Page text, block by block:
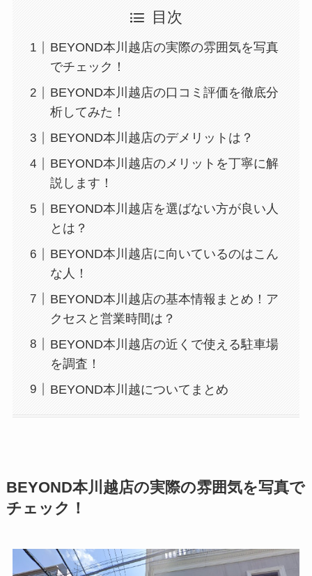
目次
BEYOND本川越店の実際の雰囲気を写真
でチェック！
BEYOND本川越店の口コミ評価を徹底分
析してみた！
BEYOND本川越店のデメリットは？
BEYOND本川越店のメリットを丁寧に解
説します！
BEYOND本川越店を選ばない方が良い人
とは？
BEYOND本川越店に向いているのはこん
な人！
BEYOND本川越店の基本情報まとめ！ア
クセスと営業時間は？
BEYOND本川越店の近くで使える駐車場
を調査！
BEYOND本川越についてまとめ
BEYOND本川越店の実際の雰囲気を写真で
チェック！